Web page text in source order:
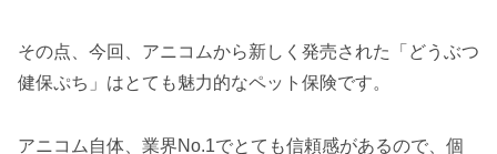
その点、今回、アニコムから新しく発売された「どうぶつ
健保ぷち」はとても魅力的なペット保険です。
アニコム自体、業界No.1でとても信頼感があるので、個